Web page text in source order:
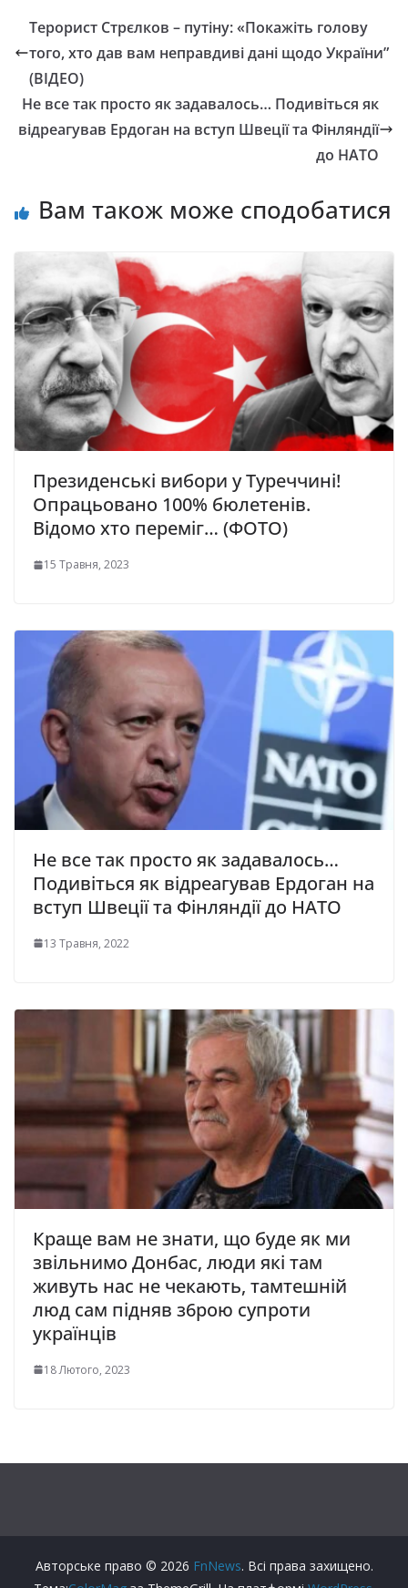
Терорист Стрєлков – путіну: «Покажіть голову
того, хто дав вам неправдиві дані щодо України”
(ВІДЕО)
Не все так просто як задавалось… Подивіться як
відреагував Ердоган на вступ Швеції та Фінляндії
до НАТО
Вам також може сподобатися
Президенські вибори у Туреччині!
Опрацьовано 100% бюлетенів.
Відомо хто переміг… (ФОТО)
15 Травня, 2023
Не все так просто як задавалось…
Подивіться як відреагував Ердоган на
вступ Швеції та Фінляндії до НАТО
13 Травня, 2022
Краще вам не знати, що буде як ми
звільнимо Донбас, люди які там
живуть нас не чекають, тамтешній
люд сам підняв з6poю супроти
українців
18 Лютого, 2023
Авторське право © 2026 FnNews. Всі права захищено.